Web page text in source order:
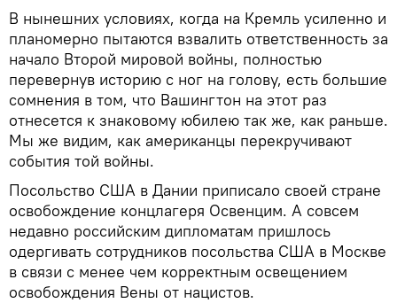
В нынешних условиях, когда на Кремль усиленно и
планомерно пытаются взвалить ответственность за
начало Второй мировой войны, полностью
перевернув историю с ног на голову, есть большие
сомнения в том, что Вашингтон на этот раз
отнесется к знаковому юбилею так же, как раньше.
Мы же видим, как американцы перекручивают
события той войны.
Посольство США в Дании приписало своей стране
освобождение концлагеря Освенцим. А совсем
недавно российским дипломатам пришлось
одергивать сотрудников посольства США в Москве
в связи с менее чем корректным освещением
освобождения Вены от нацистов.